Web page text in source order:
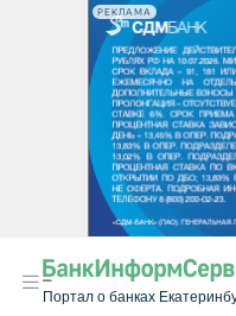
РЕКЛАМА
Портал о банках